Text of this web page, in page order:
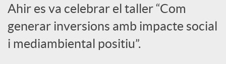
r
d
Ahir es va celebrar el taller “Com
generar inversions amb impacte social
i mediambiental positiu”.